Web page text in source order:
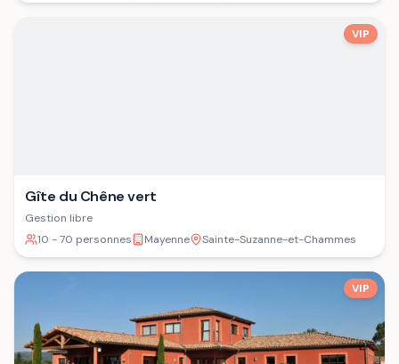
VIP
Gîte du Chêne vert
Gestion libre
10 - 70 personnes
Mayenne Sainte-Suzanne-et-Chammes
VIP